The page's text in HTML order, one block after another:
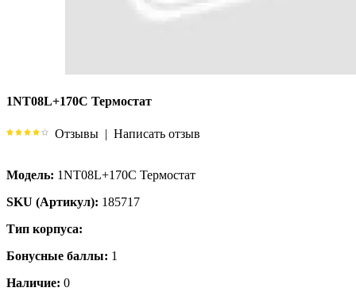
1NT08L+170C Термостат
Отзывы | Написать отзыв
Модель: 1NT08L+170C Термостат
SKU (Артикул): 185717
Тип корпуса:
Бонусные баллы: 1
Наличие: 0